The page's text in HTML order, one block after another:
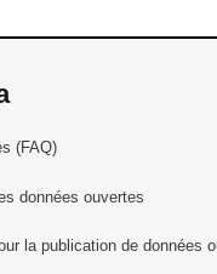
(FAQ)
données ouvertes
la publication de données